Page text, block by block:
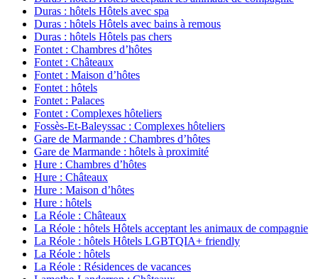
Duras : hôtels Hôtels avec spa
Duras : hôtels Hôtels avec bains à remous
Duras : hôtels Hôtels pas chers
Fontet : Chambres d’hôtes
Fontet : Châteaux
Fontet : Maison d’hôtes
Fontet : hôtels
Fontet : Palaces
Fontet : Complexes hôteliers
Fossès-Et-Baleyssac : Complexes hôteliers
Gare de Marmande : Chambres d’hôtes
Gare de Marmande : hôtels à proximité
Hure : Chambres d’hôtes
Hure : Châteaux
Hure : Maison d’hôtes
Hure : hôtels
La Réole : Châteaux
La Réole : hôtels Hôtels acceptant les animaux de compagnie
La Réole : hôtels Hôtels LGBTQIA+ friendly
La Réole : hôtels
La Réole : Résidences de vacances